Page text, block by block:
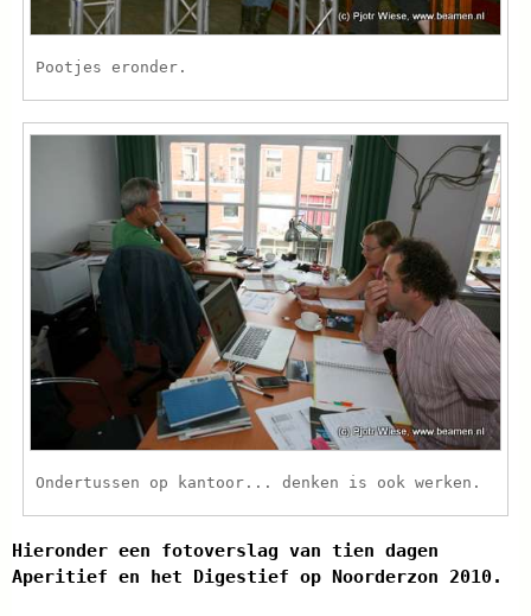
Pootjes eronder.
Ondertussen op kantoor... denken is ook werken.
Hieronder een fotoverslag van tien dagen
Aperitief en het Digestief op Noorderzon 2010.